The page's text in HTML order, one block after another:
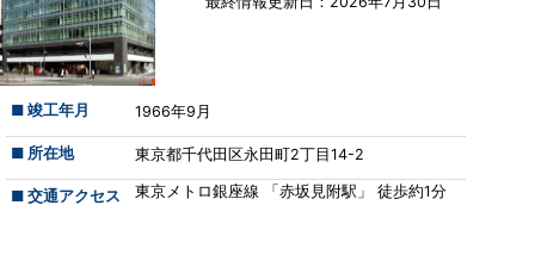
■ 竣工年月 1966年9月
■ 所在地 東京都千代田区永田町2丁目14-2
■ 交通アクセス 東京メトロ銀座線 「赤坂見附駅」 徒歩約1分